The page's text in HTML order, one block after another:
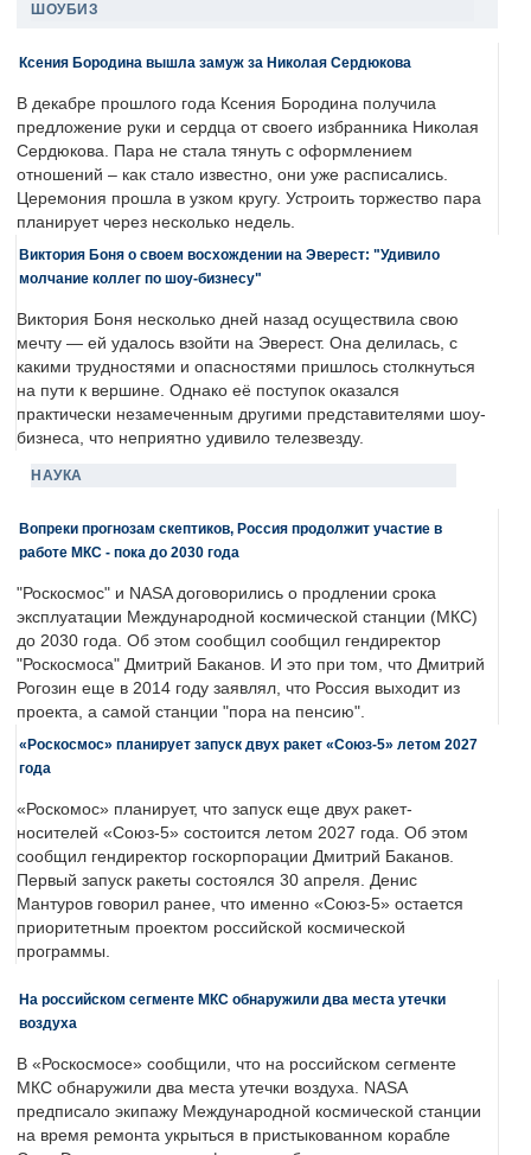
ШОУБИЗ
Ксения Бородина вышла замуж за Николая Сердюкова
В декабре прошлого года Ксения Бородина получила
предложение руки и сердца от своего избранника Николая
Сердюкова. Пара не стала тянуть с оформлением
отношений – как стало известно, они уже расписались.
Церемония прошла в узком кругу. Устроить торжество пара
планирует через несколько недель.
Виктория Боня о своем восхождении на Эверест: "Удивило
молчание коллег по шоу-бизнесу"
Виктория Боня несколько дней назад осуществила свою
мечту — ей удалось взойти на Эверест. Она делилась, с
какими трудностями и опасностями пришлось столкнуться
на пути к вершине. Однако её поступок оказался
практически незамеченным другими представителями шоу-
бизнеса, что неприятно удивило телезвезду.
НАУКА
Вопреки прогнозам скептиков, Россия продолжит участие в
работе МКС - пока до 2030 года
"Роскосмос" и NASA договорились о продлении срока
эксплуатации Международной космической станции (МКС)
до 2030 года. Об этом сообщил сообщил гендиректор
"Роскосмоса" Дмитрий Баканов. И это при том, что Дмитрий
Рогозин еще в 2014 году заявлял, что Россия выходит из
проекта, а самой станции "пора на пенсию".
«Роскосмос» планирует запуск двух ракет «Союз-5» летом 2027
года
«Роскомос» планирует, что запуск еще двух ракет-
носителей «Союз-5» состоится летом 2027 года. Об этом
сообщил гендиректор госкорпорации Дмитрий Баканов.
Первый запуск ракеты состоялся 30 апреля. Денис
Мантуров говорил ранее, что именно «Союз-5» остается
приоритетным проектом российской космической
программы.
На российском сегменте МКС обнаружили два места утечки
воздуха
В «Роскосмосе» сообщили, что на российском сегменте
МКС обнаружили два места утечки воздуха. NASA
предписало экипажу Международной космической станции
на время ремонта укрыться в пристыкованном корабле